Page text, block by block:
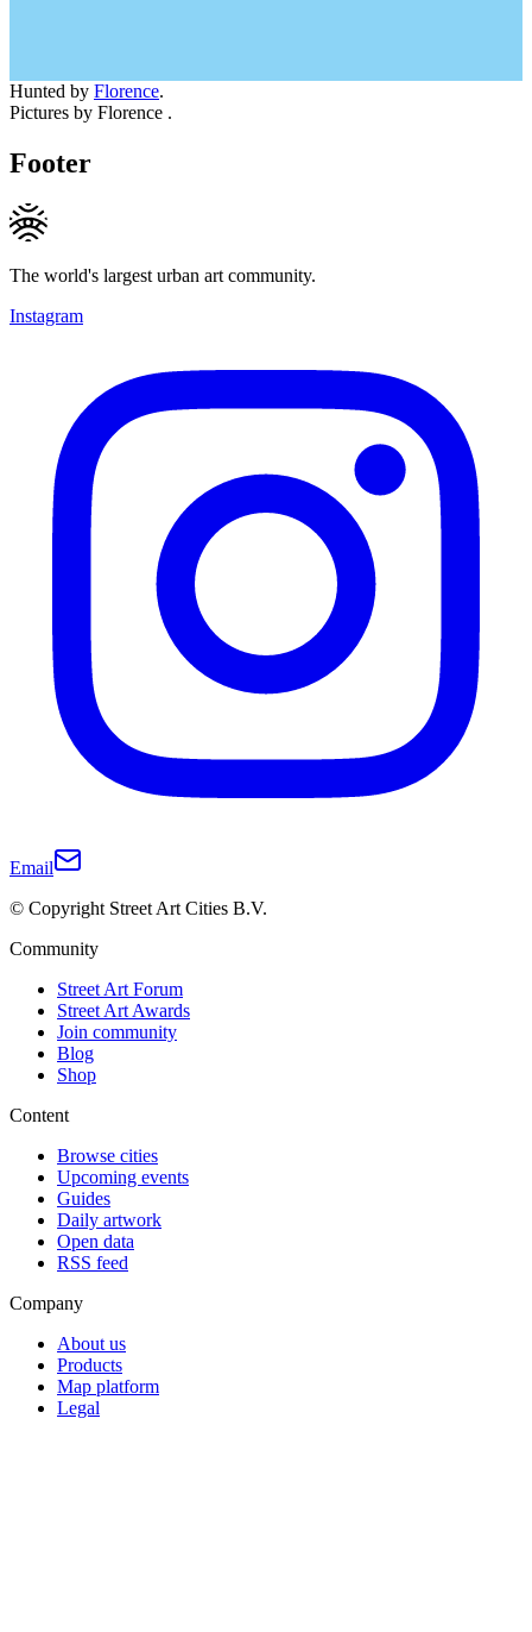
Hunted by Florence.
Pictures by Florence .
Footer
The world's largest urban art community.
Instagram
Email
© Copyright Street Art Cities B.V.
Community
Street Art Forum
Street Art Awards
Join community
Blog
Shop
Content
Browse cities
Upcoming events
Guides
Daily artwork
Open data
RSS feed
Company
About us
Products
Map platform
Legal